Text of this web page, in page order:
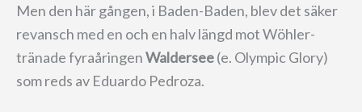
Men den här gången, i Baden-Baden, blev det säker
revansch med en och en halv längd mot Wöhler-
tränade fyraåringenWaldersee(e. Olympic Glory)
som reds av Eduardo Pedroza.